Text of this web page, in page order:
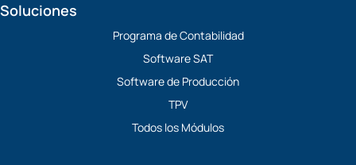
Soluciones
Programa de Contabilidad
Software SAT
Software de Producción
TPV
Todos los Módulos